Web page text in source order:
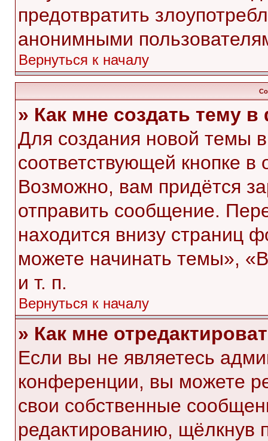
предотвратить
анонимными
Вернуться к началу
» Как мне создать тему
Для создания новой темы
соответствующей кнопке
Возможно, вам придётся
отправить сообщение.
находится внизу
можете начинать темы»,
и т. п.
Вернуться к началу
» Как мне
Если вы не являетесь
конференции, вы можете
свои собственные
редактированию, щёлкнув